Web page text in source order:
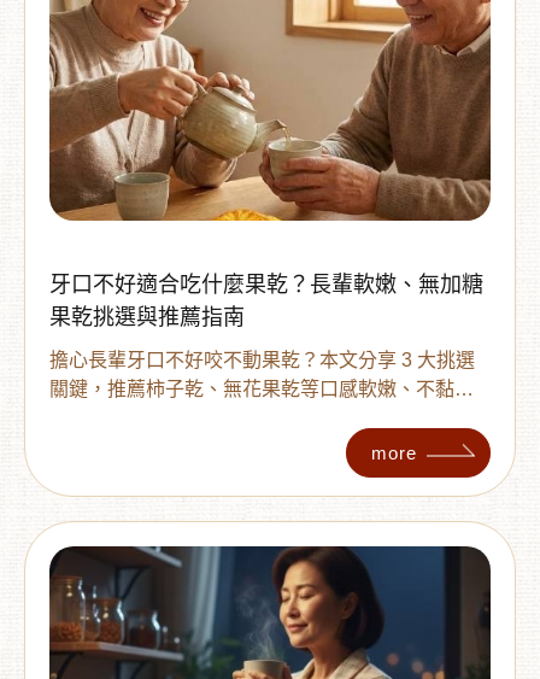
牙口不好適合吃什麼果乾？長輩軟嫩、無加糖
果乾挑選與推薦指南
擔心長輩牙口不好咬不動果乾？本文分享 3 大挑選
關鍵，推薦柿子乾、無花果乾等口感軟嫩、不黏牙
讓長輩安心享受成分單純、無加糖的天然零嘴。
more